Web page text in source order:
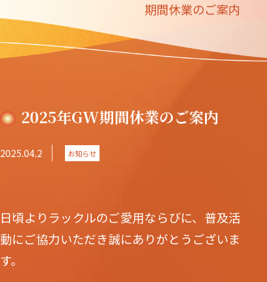
期間休業のご案内
2025年GW期間休業のご案内
2025.04.2 お知らせ
日頃よりラックルのご愛用ならびに、普及活
動にご協力いただき誠にありがとうございま
す。